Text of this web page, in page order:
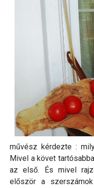
művész kérdezte :
Mivel a követ
az első. És mivel
először a